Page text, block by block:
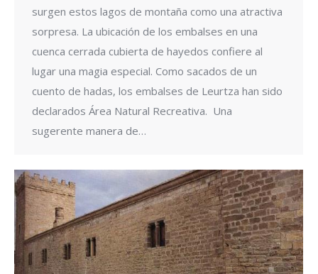
surgen estos lagos de montaña como una atractiva
sorpresa. La ubicación de los embalses en una
cuenca cerrada cubierta de hayedos confiere al
lugar una magia especial. Como sacados de un
cuento de hadas, los embalses de Leurtza han sido
declarados Área Natural Recreativa. Una
sugerente manera de…